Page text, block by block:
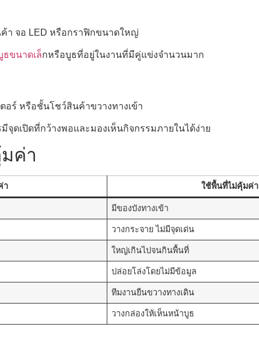
า จอ LED หรือกราฟิกขนาดใหญ่
ธขนาดเล็กหรือบูธที่อยู่ในงานที่มีคู่แข่งจำนวนมาก
อร์ หรือชั้นโชว์สินค้าขวางทางเข้า
ดเปิดที่กว้างพอและมองเห็นกิจกรรมภายในได้ง่าย
ค่า
า ใช้พื้นที่ไม่คุ้มค่า
มีของบังทางเข้า
วางกระจาย ไม่มีจุดเด่น
ใหญ่เกินไปจนกินพื้นที่
ปล่อยโล่งโดยไม่มีข้อมูล
ทีมงานยืนขวางทางเดิน
วางกล่องให้เห็นหน้าบูธ